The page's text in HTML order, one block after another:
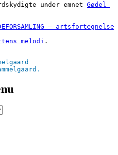
under emnet Gødel
– artsfortegnelse
melodi .